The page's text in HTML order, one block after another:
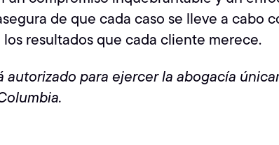
de que cada caso se lleve a cabo
resultados que cada cliente merece.
autorizado para ejercer la abogacía